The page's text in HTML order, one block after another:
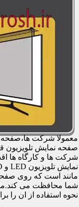
معمولا شرکت ها،صفحه
صفحه نمایش تلویزیون
شرکت ها و کارگاه ها
مانند است که روی صفحه
شما محافظت می
نحوه استفاده از ان را